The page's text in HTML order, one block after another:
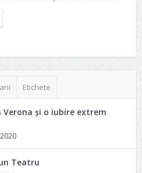
Etichete
și o iubire extrem
Teatru